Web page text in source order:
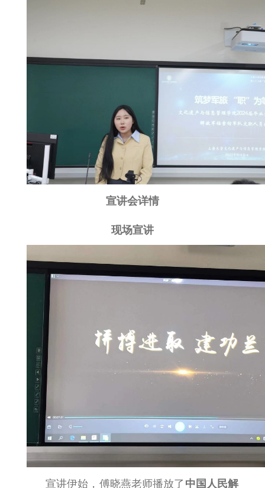
宣讲会详情
现场宣讲
宣讲伊始，傅晓燕老师播放了 中国人民解